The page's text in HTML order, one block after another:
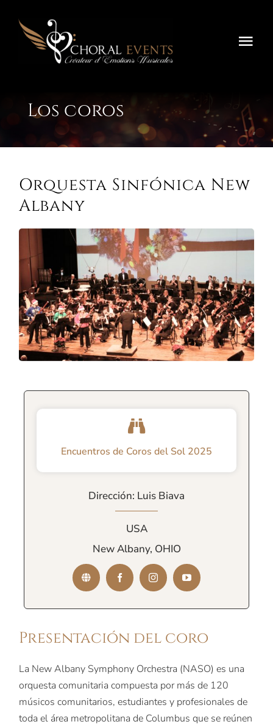
contenido
Festivals
Concours
Tournées
Contáctenos
Los coros
Orquesta Sinfónica New
Albany
Presentación del coro
La New Albany Symphony Orchestra (NASO) es una
orquesta comunitaria compuesta por más de 120
músicos comunitarios, estudiantes y profesionales de
toda el área metropolitana de Columbus que se reúnen
Encuentros de Coros del Sol 2025
Dirección: Luis Biava
USA
New Albany, OHIO